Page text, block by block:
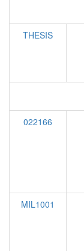
THESIS
022166
MIL1001